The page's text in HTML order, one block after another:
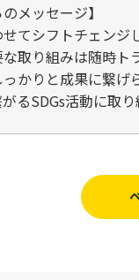
メッセージ】
てシフトチェンジ
取り組みは随時
かりと成果に繋
るSDGs活動に取り